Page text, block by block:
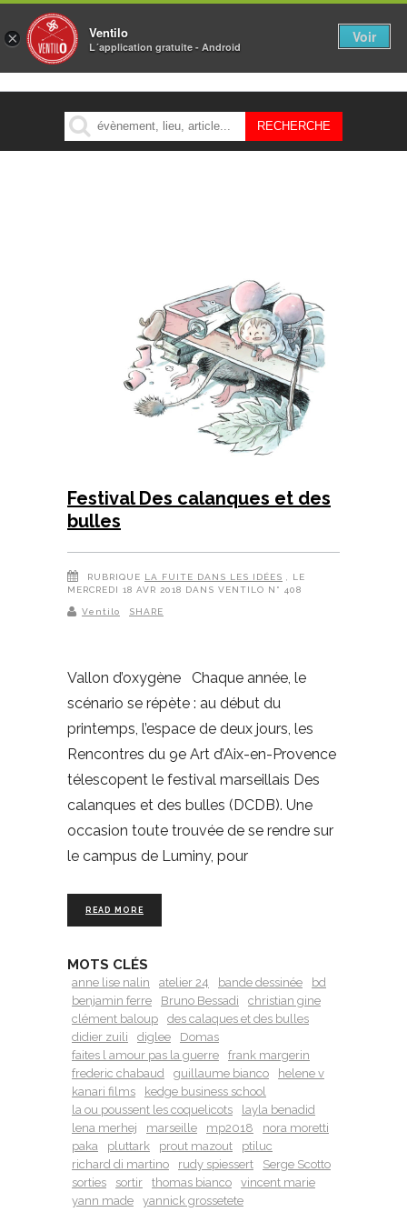
MENU
Festival Des calanques et des
bulles
RUBRIQUE LA FUITE DANS LES IDÉES
, LE
MERCREDI 18 AVR 2018 DANS VENTILO N° 408
Ventilo SHARE
Vallon d’oxygène Chaque année, le
scénario se répète : au début du
printemps, l’espace de deux jours, les
Rencontres du 9e Art d’Aix-en-Provence
télescopent le festival marseillais Des
calanques et des bulles (DCDB). Une
occasion toute trouvée de se rendre sur
le campus de Luminy, pour
READ MORE
MOTS CLÉS
anne lise nalin atelier 24 bande dessinée
bd
benjamin ferre
Bruno Bessadi
christian gine
clément baloup
des calaques et des bulles
didier zuili
diglee
Domas
faites l amour pas la guerre
frank margerin
frederic chabaud
guillaume bianco
helene v
kanari films
kedge business school
la ou poussent les coquelicots
layla benadid
lena merhej
marseille mp2018
nora moretti
paka
pluttark prout mazout
ptiluc
richard di martino
rudy spiessert
Serge Scotto
sorties
sortir thomas bianco
vincent marie
yann made
yannick grossetete
× Ventilo
L´application gratuite - Android
Voir